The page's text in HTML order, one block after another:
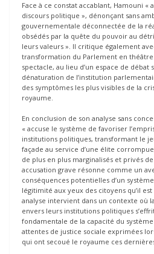
Face à ce constat accablant, Hamouni
discours politique », dénonçant sans
gouvernementale déconnectée de la
obsédés par la quête du pouvoir au
leurs valeurs ». Il critique également
transformation du Parlement en
spectacle, au lieu d’un espace de
dénaturation de l’institution
des symptômes les plus visibles de la
royaume.
En conclusion de son analyse sans
« accuse le système de favoriser
institutions politiques, transformant le
façade au service d’une élite
de plus en plus marginalisés et privés
accusation grave résonne comme un
conséquences potentielles d’un
légitimité aux yeux des citoyens qu’il
analyse intervient dans un contexte où
envers leurs institutions politiques
fondamentale de la capacité du
attentes de justice sociale exprimées
qui ont secoué le royaume ces